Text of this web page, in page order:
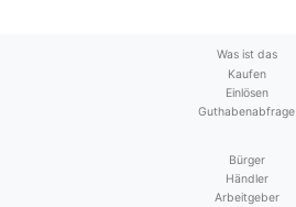
Was ist das
Kaufen
Einlösen
Guthabenabfrage
Bürger
Händler
Arbeitgeber